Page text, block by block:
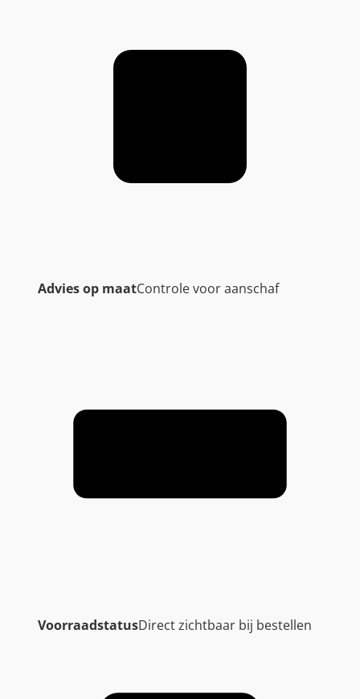
Advies op maatControle voor aanschaf
VoorraadstatusDirect zichtbaar bij bestellen